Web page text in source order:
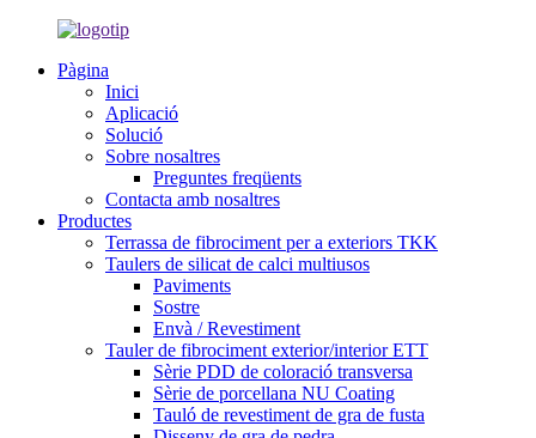
Pàgina
Inici
Aplicació
Solució
Sobre nosaltres
Preguntes freqüents
Contacta amb nosaltres
Productes
Terrassa de fibrociment per a exteriors TKK
Taulers de silicat de calci multiusos
Paviments
Sostre
Envà / Revestiment
Tauler de fibrociment exterior/interior ETT
Sèrie PDD de coloració transversa
Sèrie de porcellana NU Coating
Tauló de revestiment de gra de fusta